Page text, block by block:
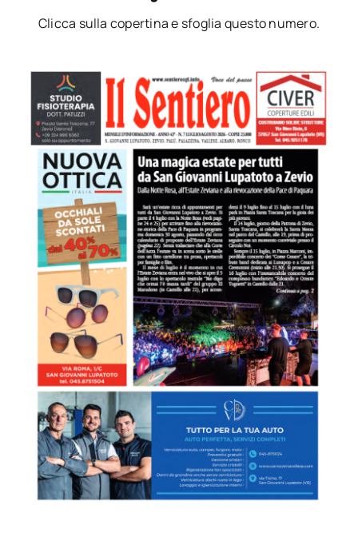
Clicca sulla copertina e sfoglia questo numero.